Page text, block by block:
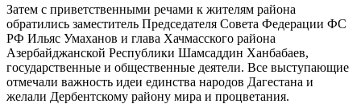
Затем с приветственными речами к жителям района
обратились заместитель Председателя Совета Федерации ФС
РФ Ильяс Умаханов и глава Хачмасского района
Азербайджанской Республики Шамсаддин Ханбабаев,
государственные и общественные деятели. Все выступающие
отмечали важность идеи единства народов Дагестана и
желали Дербентскому району мира и процветания.